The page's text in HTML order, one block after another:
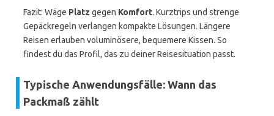
Fazit: Wäge Platz gegen Komfort. Kurztrips und strenge
Gepäckregeln verlangen kompakte Lösungen. Längere
Reisen erlauben voluminösere, bequemere Kissen. So
findest du das Profil, das zu deiner Reisesituation passt.
Typische Anwendungsfälle: Wann das
Packmaß zählt